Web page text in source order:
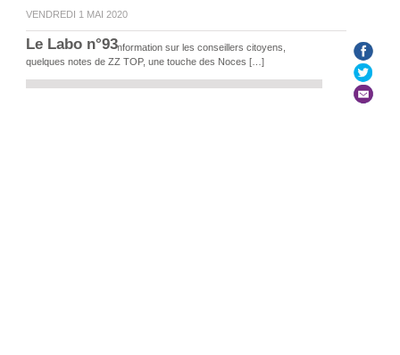
VENDREDI 1 MAI 2020
Le Labo n°93
Un peu de culture, d’information sur les conseillers citoyens,
quelques notes de ZZ TOP, une touche des Noces […]